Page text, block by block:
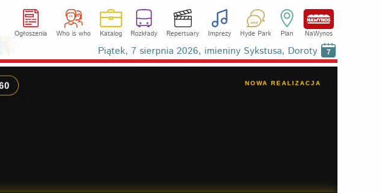
Ogłoszenia Who is who Katalog Rozkłady Repertuary Imprezy Hyde Park Plan NaWynos
Piątek, 7 sierpnia 2026, imieniny Sykstusa, Doroty 7